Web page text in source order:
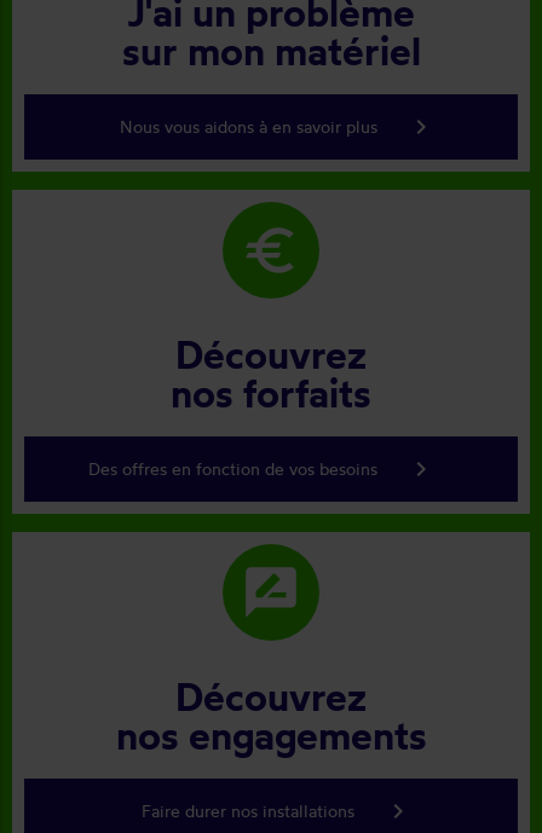
J'ai un problème
sur mon matériel
Nous vous aidons à en savoir plus keyboard_arrow_right
euro
Découvrez
nos forfaits
Des offres en fonction de vos besoins keyboard_arrow_right
rate_review
Découvrez
nos engagements
Faire durer nos installations keyboard_arrow_right